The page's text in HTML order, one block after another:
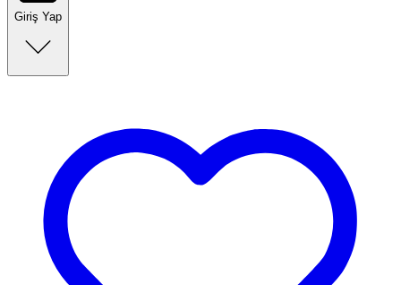
Giriş Yap